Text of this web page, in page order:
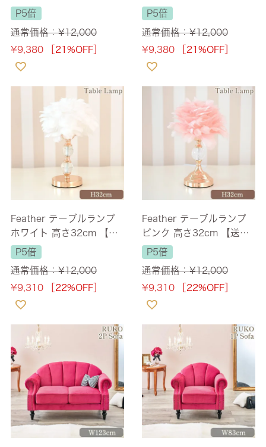
無料】 [Y]
P5倍
通常価格：¥12,000
¥9,380 ［21%OFF］
無料】 [Y]
P5倍
通常価格：¥12,000
¥9,380 ［21%OFF］
Feather テーブルランプ
ホワイト 高さ32cm 【送
料無料】 [Y]
P5倍
通常価格：¥12,000
¥9,310 ［22%OFF］
Feather テーブルランプ
ピンク 高さ32cm 【送料
無料】 [Y]
P5倍
通常価格：¥12,000
¥9,310 ［22%OFF］